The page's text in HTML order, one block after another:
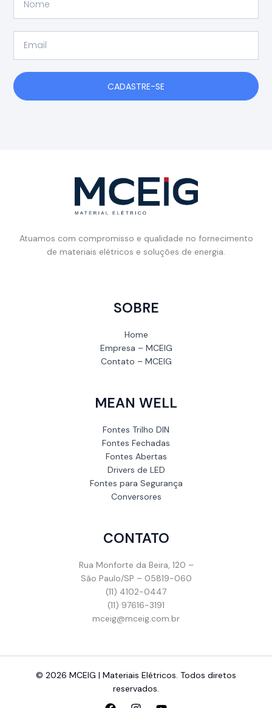
CADASTRE-SE
Atuamos com compromisso e qualidade no fornecimento
de materiais elétricos e soluções de energia.
SOBRE
Home
Empresa – MCEIG
Contato – MCEIG
MEAN WELL
Fontes Trilho DIN
Fontes Fechadas
Fontes Abertas
Drivers de LED
Fontes para Segurança
Conversores
CONTATO
Rua Monforte da Beira, 120 –
São Paulo/SP – 05819-060
(11) 4102-0447
(11) 97616-3191
mceig@mceig.com.br
© 2026 MCEIG | Materiais Elétricos. Todos diretos
reservados.